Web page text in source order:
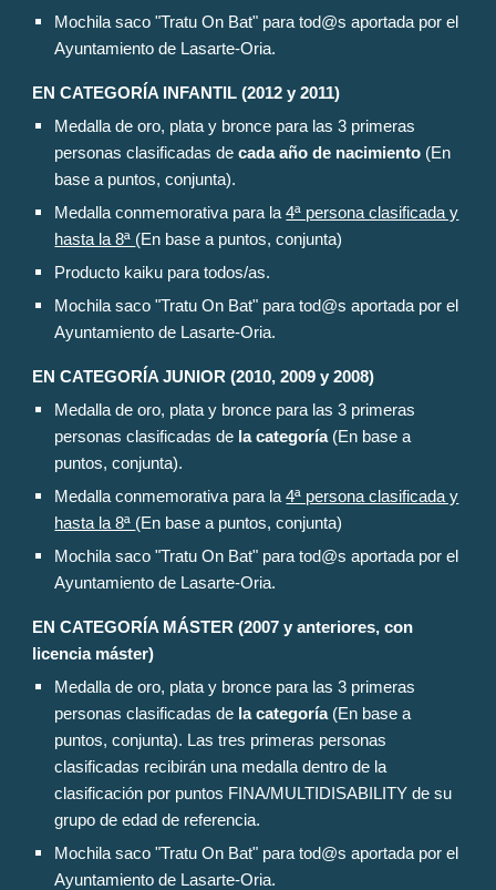
Mochila saco "Tratu On Bat" para tod@s aportada por el
Ayuntamiento de Lasarte-Oria.
EN CATEGORÍA
INFANTIL (2012 y 2011)
Medalla de oro, plata y bronce para las 3 primeras
personas clasificadas decada año de nacimiento (En
base a puntos, conjunta).
Medalla conmemorativa para la4ª persona clasificada y
hasta la 8ª (En base a puntos, conjunta)
Producto kaiku para todos/as.
Mochila saco "Tratu On Bat" para tod@s aportada por el
Ayuntamiento de Lasarte-Oria.
EN CATEGORÍAJUNIOR (2010, 2009 y 2008)
Medalla de oro, plata y bronce para las 3 primeras
personas clasificadas de la categoría (En base a
puntos, conjunta).
Medalla conmemorativa para la4ª persona clasificada y
hasta la 8ª (En base a puntos, conjunta)
Mochila saco "Tratu On Bat" para tod@s aportada por el
Ayuntamiento de Lasarte-Oria.
EN CATEGORÍA MÁSTER (2007 y anteriores, con
licencia máster)
Medalla de oro, plata y bronce para las 3 primeras
personas clasificadas de la categoría (En base a
puntos, conjunta). Las tres primeras personas
clasificadas recibirán una medalla dentro de la
clasificación por puntos FINA/MULTIDISABILITY de su
grupo de edad de referencia.
Mochila saco "Tratu On Bat" para tod@s aportada por el
Ayuntamiento de Lasarte-Oria.